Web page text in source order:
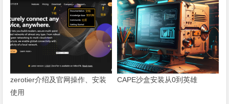
zerotier介绍及官网操作、安装
使用
CAPE沙盒安装从0到英雄